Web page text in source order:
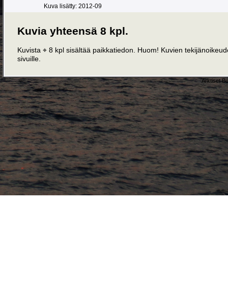
Kuva lisätty: 2012-09
Kuvia yhteensä 8 kpl.
Kuvista ⌖ 8 kpl sisältää paikkatiedon. Huom! Kuvien
sivuille.
Arktiset